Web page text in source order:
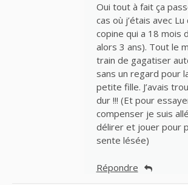
Oui tout à fait ça
cas où j’étais avec
copine qui a 18 mois
alors 3 ans). Tout le
train de gagatiser
sans un regard pour
petite fille. J’avais
dur !!! (Et pour
compenser je suis
délirer et jouer pour
sente lésée)
Répondre